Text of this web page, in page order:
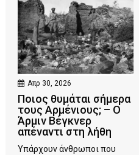
Απρ 30, 2026
Ποιος θυμάται σήμερα
τους Αρμένιους; – Ο
Άρμιν Βέγκνερ
απέναντι στη λήθη
Υπάρχουν άνθρωποι που